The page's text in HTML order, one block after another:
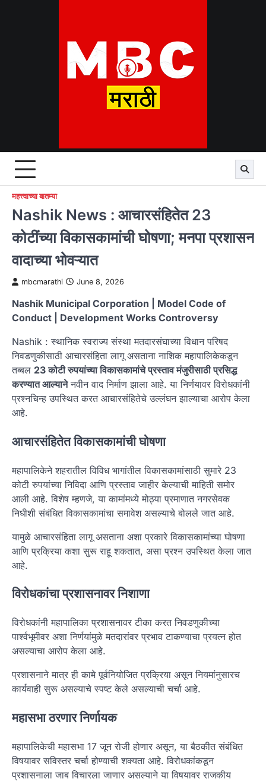
महत्त्वाच्या बातम्या
Nashik News : आचारसंहितेत 23
कोटींच्या विकासकामांची घोषणा; मनपा प्रशासन
वादाच्या भोवऱ्यात
mbcmarathi June 8, 2026
Nashik Municipal Corporation | Model Code of
Conduct | Development Works Controversy
Nashik : स्थानिक स्वराज्य संस्था मतदारसंघाच्या विधान परिषद
निवडणुकीसाठी आचारसंहिता लागू असताना नाशिक महापालिकेकडून
तब्बल 23 कोटी रुपयांच्या विकासकामांचे प्रस्ताव मंजुरीसाठी प्रसिद्ध
करण्यात आल्यानेनवीन वाद निर्माण झाला आहे. या निर्णयावर विरोधकांनी
प्रश्नचिन्ह उपस्थित करत आचारसंहितेचे उल्लंघन झाल्याचा आरोप केला
आहे.
आचारसंहितेत विकासकामांची घोषणा
महापालिकेने शहरातील विविध भागांतील विकासकामांसाठी सुमारे 23
कोटी रुपयांच्या निविदा आणि प्रस्ताव जाहीर केल्याची माहिती समोर
आली आहे. विशेष म्हणजे, या कामांमध्ये मोठ्या प्रमाणात नगरसेवक
निधीशी संबंधित विकासकामांचा समावेश असल्याचे बोलले जात आहे.
यामुळे आचारसंहिता लागू असताना अशा प्रकारे विकासकामांच्या घोषणा
आणि प्रक्रिया कशा सुरू राहू शकतात, असा प्रश्न उपस्थित केला जात
आहे.
विरोधकांचा प्रशासनावर निशाणा
विरोधकांनी महापालिका प्रशासनावर टीका करत निवडणुकीच्या
पार्श्वभूमीवर अशा निर्णयांमुळे मतदारांवर प्रभाव टाकण्याचा प्रयत्न होत
असल्याचा आरोप केला आहे.
प्रशासनाने मात्र ही कामे पूर्वनियोजित प्रक्रिया असून नियमांनुसारच
कार्यवाही सुरू असल्याचे स्पष्ट केले असल्याची चर्चा आहे.
महासभा ठरणार निर्णायक
महापालिकेची महासभा 17 जून रोजी होणार असून, या बैठकीत संबंधित
विषयावर सविस्तर चर्चा होण्याची शक्यता आहे. विरोधकांकडून
प्रशासनाला जाब विचारला जाणार असल्याने या विषयावर राजकीय